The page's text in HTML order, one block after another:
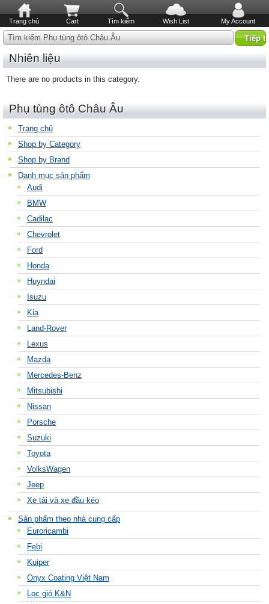
Trang chủ Cart Tìm kiếm Wish List My Account
Tìm kiếm Phụ tùng ôtô Châu Âu
Nhiên liệu
There are no products in this category.
Phụ tùng ôtô Châu Âu
Trang chủ
Shop by Category
Shop by Brand
Danh mục sản phẩm
Audi
BMW
Cadilac
Chevrolet
Ford
Honda
Huyndai
Isuzu
Kia
Land-Rover
Lexus
Mazda
Mercedes-Benz
Mitsubishi
Nissan
Porsche
Suzuki
Toyota
VolksWagen
Jeep
Xe tải và xe đầu kéo
Sản phẩm theo nhà cung cấp
Euroricambi
Febi
Kuiper
Onyx Coating Việt Nam
Lọc gió K&N